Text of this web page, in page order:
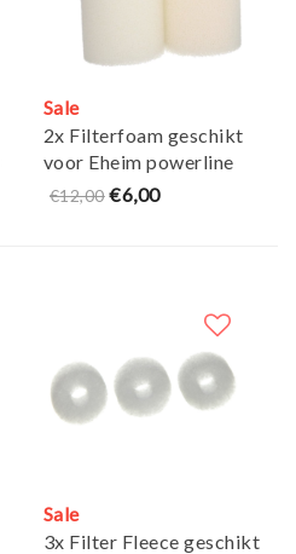
Sale
2x Filterfoam geschikt
voor Eheim powerline
XL - Maja Koi
€12,00 €6,00
Sale
3x Filter Fleece geschikt